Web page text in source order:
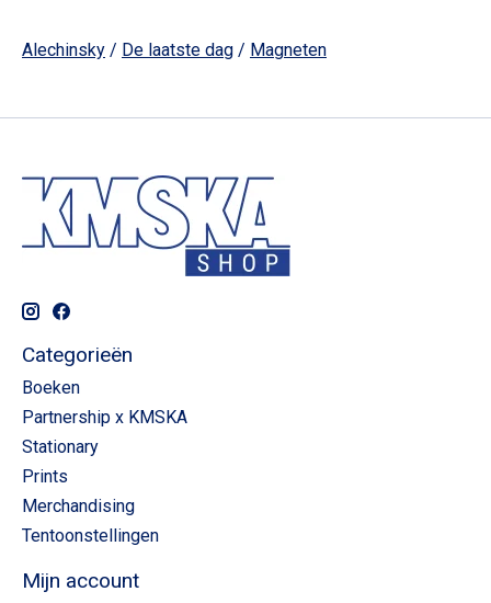
Alechinsky / De laatste dag / Magneten
Categorieën
Boeken
Partnership x KMSKA
Stationary
Prints
Merchandising
Tentoonstellingen
Mijn account